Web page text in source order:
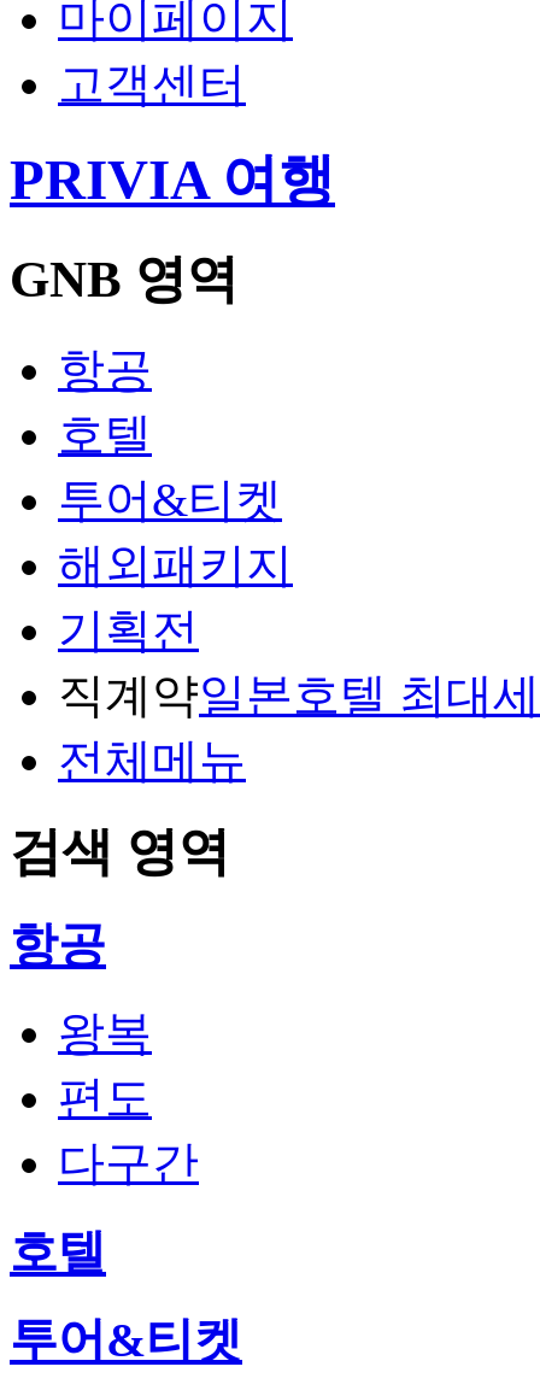
마이페이지
고객센터
PRIVIA 여행
GNB 영역
항공
호텔
투어&티켓
해외패키지
기획전
직계약일본호텔 최대
전체메뉴
검색 영역
항공
왕복
편도
다구간
호텔
투어&티켓